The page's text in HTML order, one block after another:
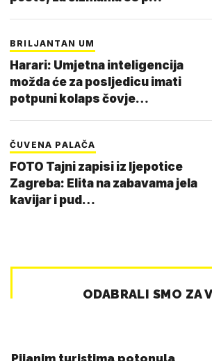
BRILJANTAN UM
Harari: Umjetna inteligencija
možda će za posljedicu imati
potpuni kolaps čovje…
ČUVENA PALAČA
FOTO Tajni zapisi iz ljepotice
Zagreba: Elita na zabavama jela
kavijar i pud…